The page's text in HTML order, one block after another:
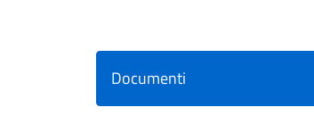
Documenti